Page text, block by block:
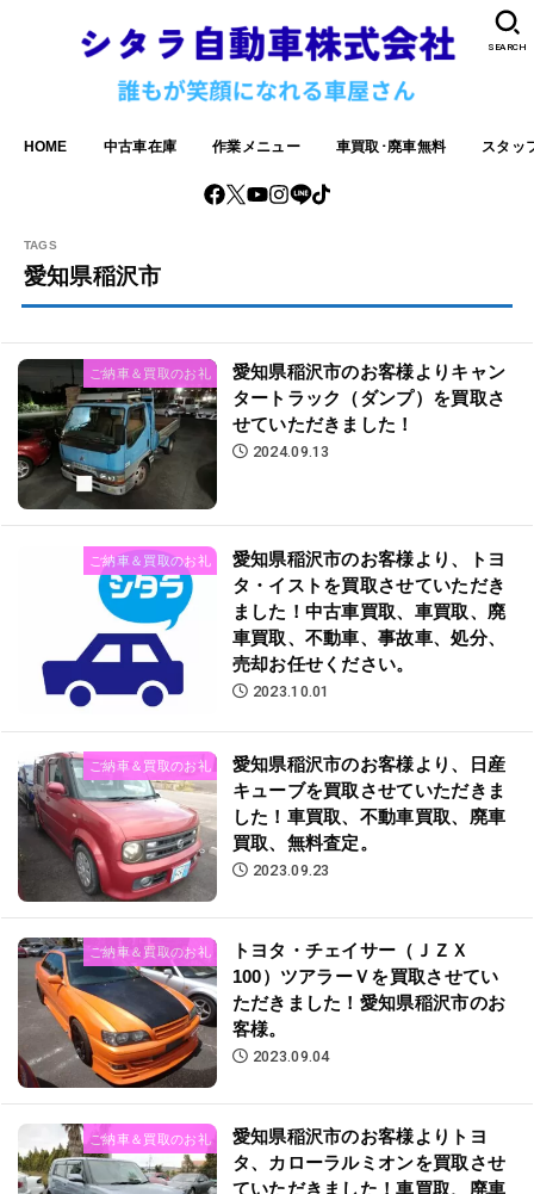
HOME 中古車在庫 作業メニュー 車買取･廃車無料 スタッ
SEARCH
愛知県稲沢市
ご納車＆買取のお礼
愛知県稲沢市のお客様よりキャン
タートラック（ダンプ）を買取さ
せていただきました！
2024.09.13
ご納車＆買取のお礼
愛知県稲沢市のお客様より、トヨ
タ・イストを買取させていただき
ました！中古車買取、車買取、廃
車買取、不動車、事故車、処分、
売却お任せください。
2023.10.01
ご納車＆買取のお礼
愛知県稲沢市のお客様より、日産
キューブを買取させていただきま
した！車買取、不動車買取、廃車
買取、無料査定。
2023.09.23
ご納車＆買取のお礼
トヨタ・チェイサー（ＪＺＸ
100）ツアラーＶを買取させてい
ただきました！愛知県稲沢市のお
客様。
2023.09.04
ご納車＆買取のお礼
愛知県稲沢市のお客様よりトヨ
タ、カローラルミオンを買取させ
ていただきました！車買取、廃車